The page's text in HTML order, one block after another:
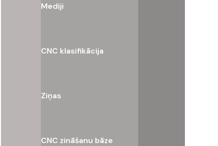
Mediji
CNC klasifikācija
Ziņas
CNC zināšanu bāze